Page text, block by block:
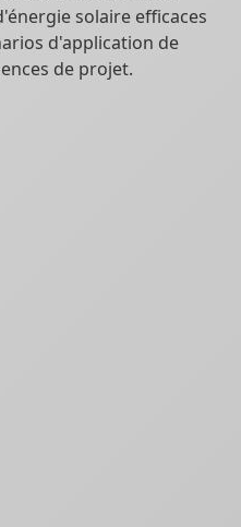
solaire efficaces
d'application de
de projet.